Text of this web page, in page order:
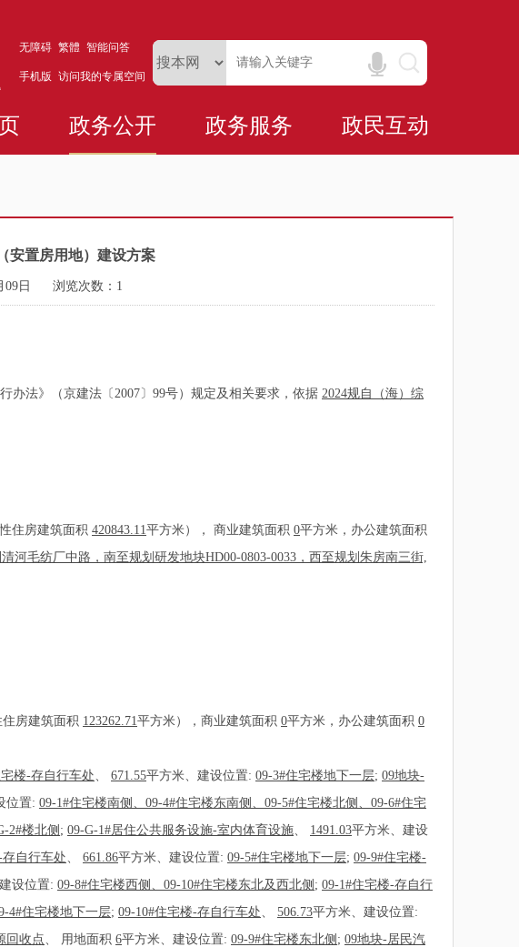
无障碍 繁體 智能问答
手机版 访问我的专属空间
政务公开 政务服务 政民互动
安置房用地）建设方案
09日 浏览次数： 1
办法》（京建法〔2007〕99号）规定及相关要求，依据 2024规自（海）综
住房建筑面积 420843.11平方米）， 商业建筑面积 0平方米，办公建筑面积
河毛纺厂中路，南至规划研发地块HD00-0803-0033，西至规划朱房南三街,
房建筑面积 123262.71平方米），商业建筑面积 0平方米，办公建筑面积 0
楼-存自行车处、 671.55平方米、建设位置: 09-3#住宅楼地下一层; 09地块-
位置: 09-1#住宅楼南侧、09-4#住宅楼东南侧、09-5#住宅楼北侧、09-6#住宅
2#楼北侧 ; 09-G-1#居住公共服务设施-室内体育设施、 1491.03平方米、建设
自行车处、 661.86平方米、建设位置: 09-5#住宅楼地下一层; 09-9#住宅楼-
设位置: 09-8#住宅楼西侧、09-10#住宅楼东北及西北侧 ; 09-1#住宅楼-存自行
4#住宅楼地下一层; 09-10#住宅楼-存自行车处、 506.73平方米、建设位置:
回收点、 用地面积 6平方米、建设位置: 09-9#住宅楼东北侧 ; 09地块-居民汽